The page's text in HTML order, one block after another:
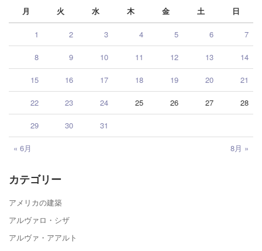
月
火 水 木 金 土 日
« 6月 8月 »
1 2 3 4 5 6 7
8 9 10 11 12 13 14
15 16 17 18 19 20 21
22 23 24 25 26 27 28
29 30 31
カテゴリー
アメリカの建築
アルヴァロ・シザ
アルヴァ・アアルト